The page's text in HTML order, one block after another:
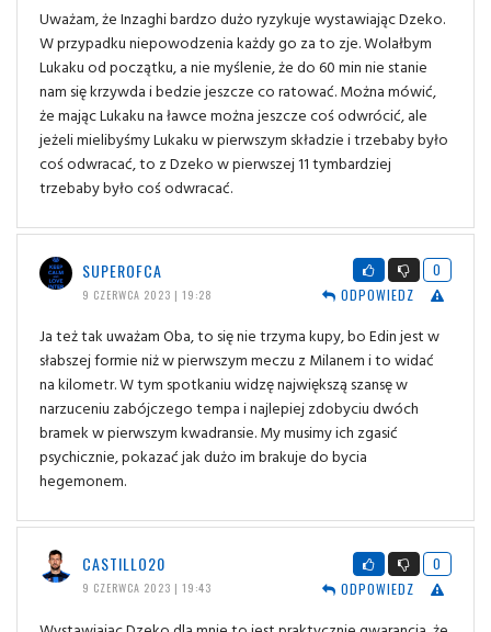
Uważam, że Inzaghi bardzo dużo ryzykuje wystawiając Dzeko.
W przypadku niepowodzenia każdy go za to zje. Wolałbym
Lukaku od początku, a nie myślenie, że do 60 min nie stanie
nam się krzywda i bedzie jeszcze co ratować. Można mówić,
że mając Lukaku na ławce można jeszcze coś odwrócić, ale
jeżeli mielibyśmy Lukaku w pierwszym składzie i trzebaby było
coś odwracać, to z Dzeko w pierwszej 11 tymbardziej
trzebaby było coś odwracać.
SUPEROFCA
9 CZERWCA 2023 | 19:28
0
ODPOWIEDZ
Ja też tak uważam Oba, to się nie trzyma kupy, bo Edin jest w
słabszej formie niż w pierwszym meczu z Milanem i to widać
na kilometr. W tym spotkaniu widzę największą szansę w
narzuceniu zabójczego tempa i najlepiej zdobyciu dwóch
bramek w pierwszym kwadransie. My musimy ich zgasić
psychicznie, pokazać jak dużo im brakuje do bycia
hegemonem.
CASTILLO20
9 CZERWCA 2023 | 19:43
0
ODPOWIEDZ